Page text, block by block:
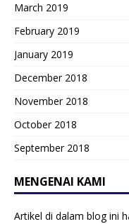
March 2019
February 2019
January 2019
December 2018
November 2018
October 2018
September 2018
MENGENAI KAMI
Artikel di dalam blog ini